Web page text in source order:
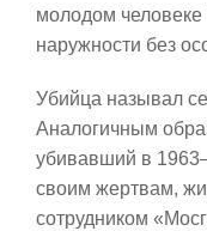
молодом человеке
наружности без
Убийца называл
Аналогичным
убивавший в
своим жертвам,
сотрудником